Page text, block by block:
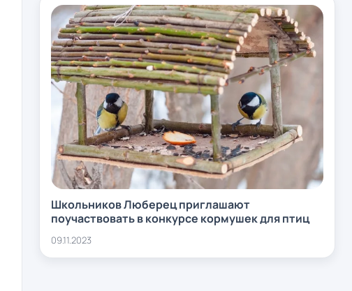
Школьников Люберец приглашают
поучаствовать в конкурсе кормушек для птиц
09.11.2023